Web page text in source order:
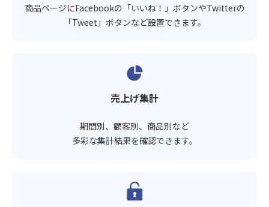
商品ページにFacebookの「いいね！」ボタンやTwitterの
「Tweet」ボタンなど設置できます。
売上げ集計
期間別、顧客別、商品別など
多彩な集計結果を確認できます。